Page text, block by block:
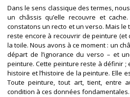
Dans le sens classique des termes,
un châssis qu’elle recouvre et
constatons un recto et un verso. Mais le
reste encore à recouvrir de peinture (et
la toile. Nous avons à ce moment : un
départ de l’ignorance du verso – et
peinture. Cette peinture reste à définir ;
histoire et l’histoire de la peinture. Elle
Toute peinture, tout art, tient, entre
condition à ces données fondamentales.